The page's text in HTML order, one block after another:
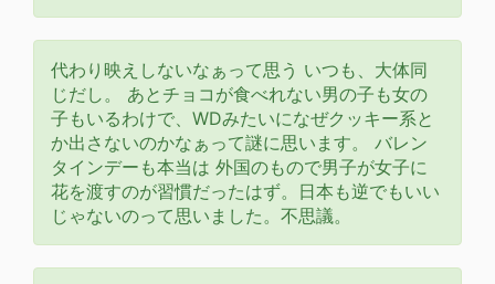
代わり映えしないなぁって思う いつも、大体同
じだし。 あとチョコが食べれない男の子も女の
子もいるわけで、WDみたいになぜクッキー系と
か出さないのかなぁって謎に思います。 バレン
タインデーも本当は 外国のもので男子が女子に
花を渡すのが習慣だったはず。日本も逆でもいい
じゃないのって思いました。不思議。